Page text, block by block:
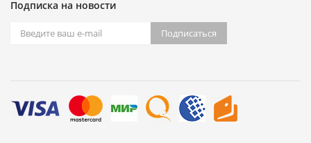
Подписка на новости
Подписаться